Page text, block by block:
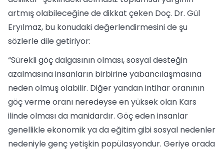
artmış olabileceğine de dikkat çeken Doç. Dr. Gül
Eryılmaz, bu konudaki değerlendirmesini de şu
sözlerle dile getiriyor:
“Sürekli göç dalgasının olması, sosyal desteğin
azalmasına insanların birbirine yabancılaşmasına
neden olmuş olabilir. Diğer yandan intihar oranının
göç verme oranı neredeyse en yüksek olan Kars
ilinde olması da manidardır. Göç eden insanlar
genellikle ekonomik ya da eğitim gibi sosyal nedenler
nedeniyle genç yetişkin popülasyondur. Geriye orada